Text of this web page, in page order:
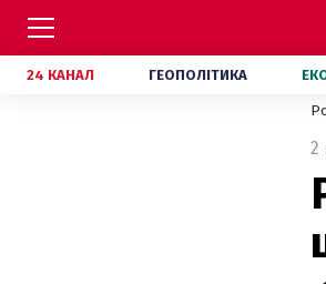
24 КАНАЛ ГЕОПОЛІТИКА
2